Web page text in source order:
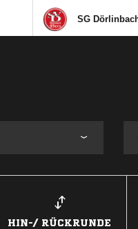
SG
HIN-/ RÜCKRUNDE